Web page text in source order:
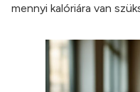
mennyi kalóriára van